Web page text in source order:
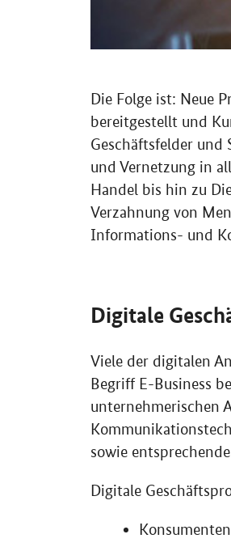
Die Folge ist: Neue
bereitgestellt und
Geschäftsfelder und
und Vernetzung in
Handel bis hin zu
Verzahnung von
Informations- und
Digitale
Viele der digitalen
Begriff E-Business
unternehmerischen
sowie entsprechende
Digitale